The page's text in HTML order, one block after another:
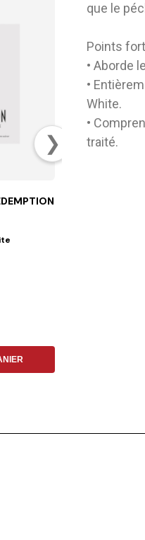
❯
que le
Points
• Aborde
•
White.
•
traité.